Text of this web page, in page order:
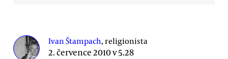
Ivan Štampach, religionista
2. července 2010 v 5.28